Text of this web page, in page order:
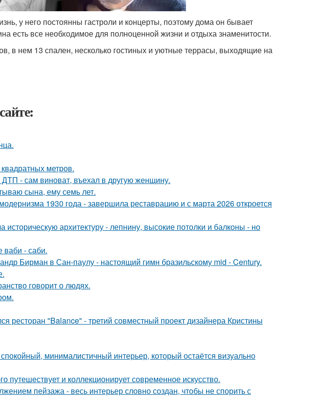
у него постоянны гастроли и концерты, поэтому дома он бывает
есть все необходимое для полноценной жизни и отдыха знаменитости.
в нем 13 спален, несколько гостиных и уютные террасы, выходящие на
метров.
- сам виноват, въехал в другую женщину.
сына, ему семь лет.
1930 года - завершила реставрацию и с марта 2026 откроется
архитектуру - лепнину, высокие потолки и балконы - но
ваби - саби.
Бирман в Сан-паулу - настоящий гимн бразильскому mid - Century.
говорит о людях.
ресторан "Balance" - третий совместный проект дизайнера Кристины
минималистичный интерьер, который остаётся визуально
и коллекционирует современное искусство.
пейзажа - весь интерьер словно создан, чтобы не спорить с